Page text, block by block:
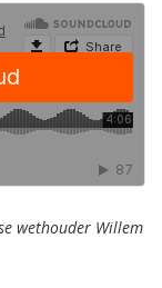
wethouder Willem